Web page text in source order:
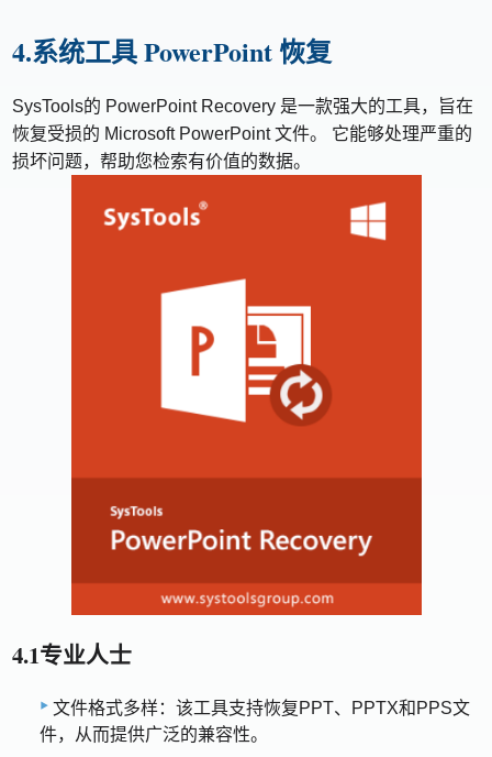
4.系统工具 PowerPoint 恢复
SysTools的 PowerPoint Recovery 是一款强大的工具，旨在
恢复受损的 Microsoft PowerPoint 文件。 它能够处理严重的
损坏问题，帮助您检索有价值的数据。
4.1专业人士
文件格式多样：该工具支持恢复PPT、PPTX和PPS文
件，从而提供广泛的兼容性。